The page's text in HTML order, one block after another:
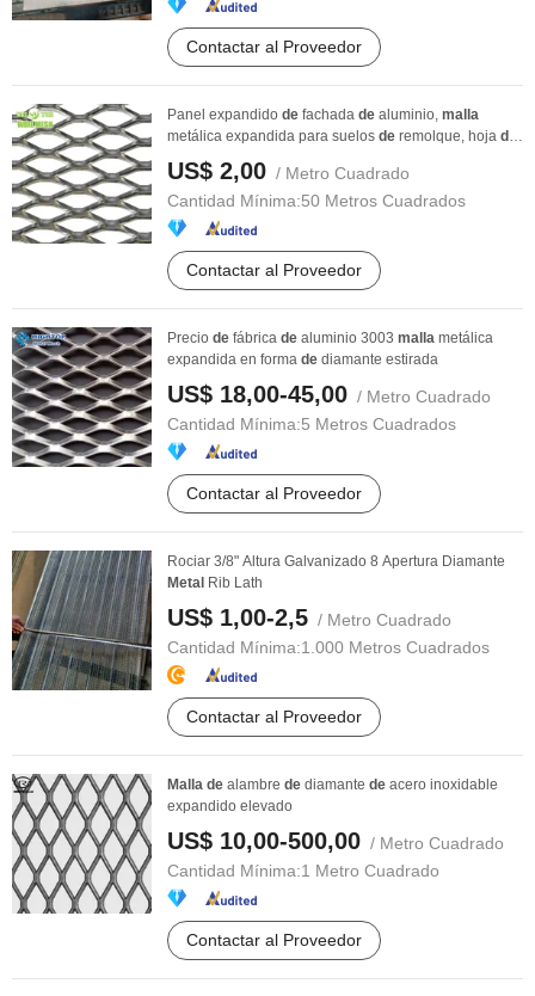
Contactar al Proveedor
Panel expandido de fachada de aluminio, malla
metálica expandida para suelos de remolque, hoja de
US$ 2,00 / Metro Cuadrado
Cantidad Mínima:50 Metros Cuadrados
Contactar al Proveedor
Precio de fábrica de aluminio 3003 malla metálica
expandida en forma de diamante estirada
US$ 18,00-45,00 / Metro Cuadrado
Cantidad Mínima:5 Metros Cuadrados
Contactar al Proveedor
Rociar 3/8" Altura Galvanizado 8 Apertura Diamante
Metal Rib Lath
US$ 1,00-2,5 / Metro Cuadrado
Cantidad Mínima:1.000 Metros Cuadrados
Contactar al Proveedor
Malla de alambre de diamante de acero inoxidable
expandido elevado
US$ 10,00-500,00 / Metro Cuadrado
Cantidad Mínima:1 Metro Cuadrado
Contactar al Proveedor